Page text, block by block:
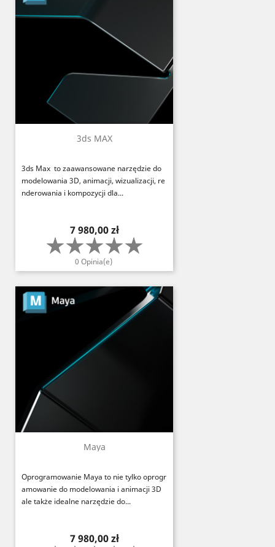
3ds MAX
3ds Max to zaawansowane narzędzie do
modelowania 3D, animacji, wizualizacji, re
nderowania i kompozycji dla...
Cena
7 980,00 zł
0 Opinia(e)
Maya
Oprogramowanie Maya to nie tylko oprogr
amowanie do modelowania i animacji 3D
ale także idealne narzędzie do...
Cena
7 980,00 zł